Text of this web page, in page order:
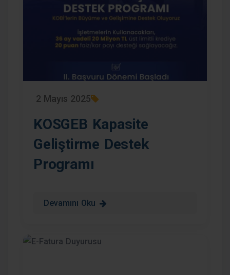
2 Mayıs 2025
KOSGEB Kapasite
Geliştirme Destek
Programı
Devamını Oku